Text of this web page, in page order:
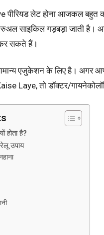
लेट होना आजकल बहुत
साइकिल गड़बड़ा जाती है।
सकते हैं।
एजुकेशन के लिए है। अगर
Laye, तो डॉक्टर/
होता है?
उपाय